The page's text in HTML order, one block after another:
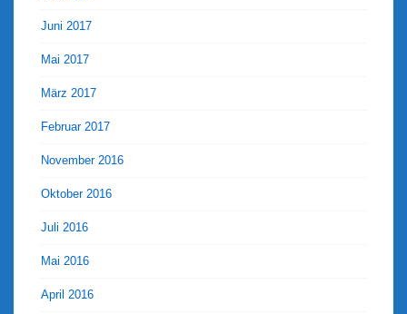
Juni 2017
Mai 2017
März 2017
Februar 2017
November 2016
Oktober 2016
Juli 2016
Mai 2016
April 2016